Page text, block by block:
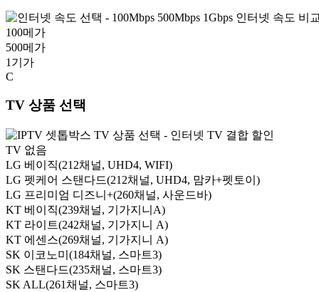
100메가
500메가
1 기가
C
TV 상품 선택
TV 없음
LG 베이직(212채널, UHD4, WIFI)
LG 펫케어 스탠다드(212채널, UHD4, 맘카+펫토이)
LG 프리미엄 디즈니+(260채널, 사운드바)
KT 베이직(239채널, 기가지니A)
KT 라이트(242채널, 기가지니 A)
KT 에센스(269채널, 기가지니 A)
SK 이코노미 (184채널, 스마트3)
SK 스탠다드(235채널, 스마트3)
SK ALL(261채널, 스마트3)